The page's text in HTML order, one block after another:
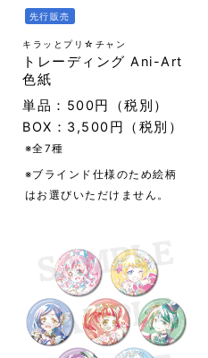
キラッとプリ☆チャン
トレーディング Ani-Art
色紙
先行販売
単品：500円（税別）
BOX：3,500円（税別）
※全7種
※ブラインド仕様のため絵柄
はお選びいただけません。